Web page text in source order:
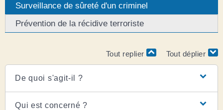
Surveillance de sûreté d'un criminel
Prévention de la récidive terroriste
Tout replier Tout déplier
De quoi s'agit-il ?
Qui est concerné ?